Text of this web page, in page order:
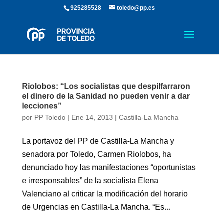
925285528 toledo@pp.es
Riolobos: “Los socialistas que despilfarraron
el dinero de la Sanidad no pueden venir a dar
lecciones”
por PP Toledo| Ene 14, 2013 | Castilla-La Mancha
La portavoz del PP de Castilla-La Mancha y
senadora por Toledo, Carmen Riolobos, ha
denunciado hoy las manifestaciones “oportunistas
e irresponsables” de la socialista Elena
Valenciano al criticar la modificación del horario
de Urgencias en Castilla-La Mancha. “Es...